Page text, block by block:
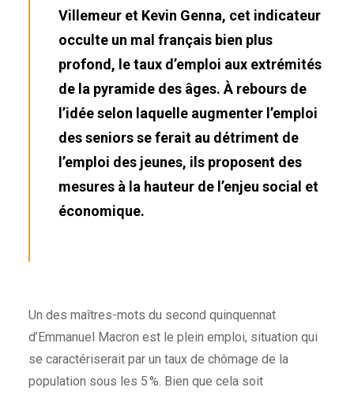
Villemeur et Kevin Genna, cet indicateur
occulte un mal français bien plus
profond, le taux d’emploi aux extrémités
de la pyramide des âges. À rebours de
l’idée selon laquelle augmenter l’emploi
des seniors se ferait au détriment de
l’emploi des jeunes, ils proposent des
mesures à la hauteur de l’enjeu social et
économique.
Un des maîtres-mots du second quinquennat
d’Emmanuel Macron est le plein emploi, situation qui
se caractériserait par un taux de chômage de la
population sous les 5 %. Bien que cela soit